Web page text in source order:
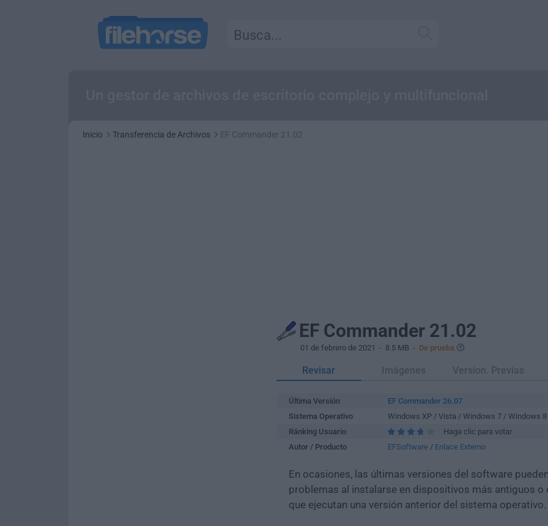
Inicio Transferencia de Archivos EF Commander 21.02
EF Commander 21.02
01 de febrero de 2021 - 8.5 MB - De prueba
Revisar Imágenes Version. Previas
Última Versión
EF Commander 26.07
Sistema Operativo
Windows XP / Vista / Windows 7 / Windows
Ránking Usuario
Haga clic para votar
Autor / Producto
EFSoftware / Enlace Externo
En ocasiones, las últimas versiones del software
problemas al instalarse en dispositivos más antiguos
que ejecutan una versión anterior del sistema operativo.